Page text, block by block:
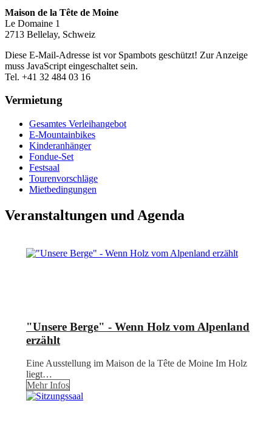
Maison de la Tête de Moine
Le Domaine 1
2713 Bellelay, Schweiz
Diese E-Mail-Adresse ist vor Spambots geschützt! Zur Anzeige
muss JavaScript eingeschaltet sein.
Tel. +41 32 484 03 16
Vermietung
Gesamtes Verleihangebot
E-Mountainbikes
Kinderanhänger
Fondue-Set
Festsaal
Tourenvorschläge
Mietbedingungen
Veranstaltungen und Agenda
"Unsere Berge" - Wenn Holz vom Alpenland
erzählt
Eine Ausstellung im Maison de la Tête de Moine Im Holz
liegt…
Mehr Infos